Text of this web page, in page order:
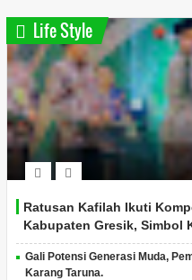
Life Style
Ratusan Kafilah Ikuti
Kabupaten Gresik, Simbol
Gali Potensi Generasi Muda,
Karang Taruna.